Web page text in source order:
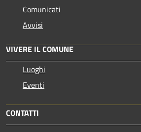
Comunicati
Avvisi
VIVERE IL COMUNE
Luoghi
Eventi
CONTATTI